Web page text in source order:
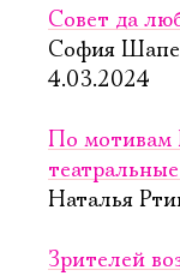
Совет да
София
4.03.2024
По мотивам
Наталья
Зрителей